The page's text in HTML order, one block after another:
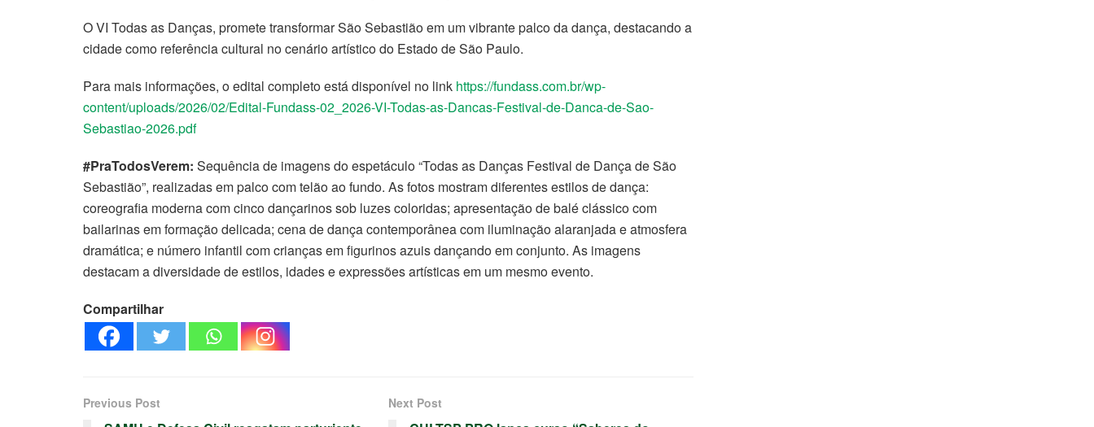
O VI Todas as Danças, promete transformar São Sebastião em um vibrante palco da dança, destacando a
cidade como referência cultural no cenário artístico do Estado de São Paulo.
Para mais informações, o edital completo está disponível no link https://fundass.com.br/wp-
content/uploads/2026/02/Edital-Fundass-02_2026-VI-Todas-as-Dancas-Festival-de-Danca-de-Sao-
Sebastiao-2026.pdf
#PraTodosVerem: Sequência de imagens do espetáculo “Todas as Danças Festival de Dança de São
Sebastião”, realizadas em palco com telão ao fundo. As fotos mostram diferentes estilos de dança:
coreografia moderna com cinco dançarinos sob luzes coloridas; apresentação de balé clássico com
bailarinas em formação delicada; cena de dança contemporânea com iluminação alaranjada e atmosfera
dramática; e número infantil com crianças em figurinos azuis dançando em conjunto. As imagens
destacam a diversidade de estilos, idades e expressões artísticas em um mesmo evento.
Compartilhar
Previous Post Next Post